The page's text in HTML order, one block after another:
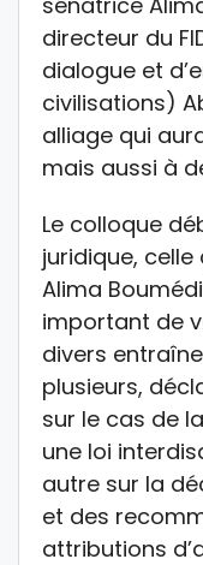
directeur du
dialogue et
civilisations)
alliage qui
mais aussi à
Le colloque
juridique,
Alima
important de
divers
plusieurs,
sur le cas de
une loi
autre sur la
et des
attributions